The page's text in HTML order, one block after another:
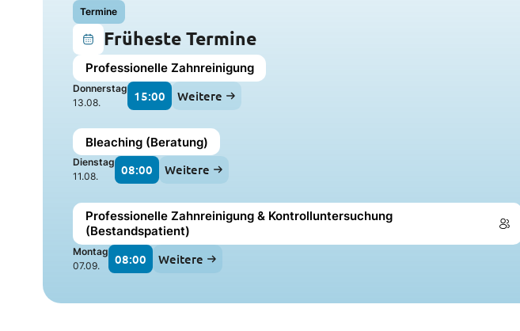
Termine
Früheste Termine
Professionelle Zahnreinigung
Donnerstag
13.08.
15:00 Weitere
Bleaching (Beratung)
Dienstag
11.08.
08:00 Weitere
Professionelle Zahnreinigung & Kontrolluntersuchung
(Bestandspatient)
Montag
07.09.
08:00 Weitere